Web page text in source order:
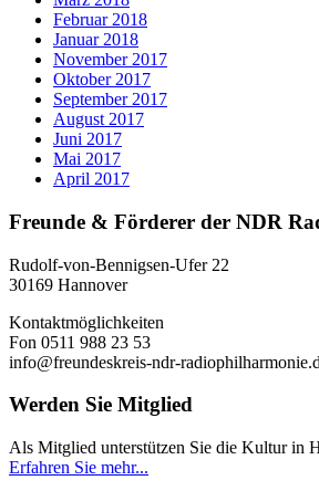
Februar 2018
Januar 2018
November 2017
Oktober 2017
September 2017
August 2017
Juni 2017
Mai 2017
April 2017
Freunde & Förderer der NDR
Rudolf-von-Bennigsen-Ufer 22
30169 Hannover
Kontaktmöglichkeiten
Fon 0511 988 23 53
info@freundeskreis-ndr-
Werden Sie Mitglied
Als Mitglied unterstützen Sie die Kultur in
Erfahren Sie mehr...